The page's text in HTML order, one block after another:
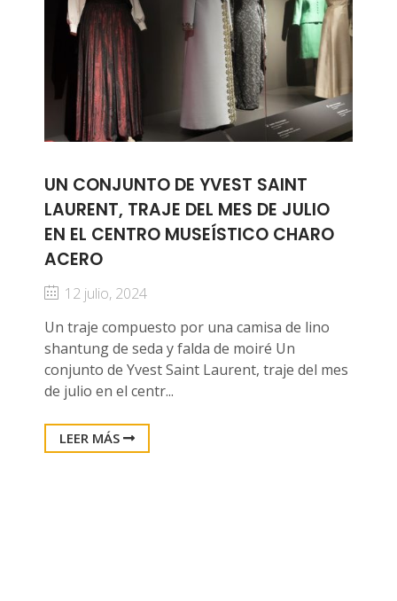
UN CONJUNTO DE YVEST SAINT
LAURENT, TRAJE DEL MES DE JULIO
EN EL CENTRO MUSEÍSTICO CHARO
ACERO
12 julio, 2024
Un traje compuesto por una camisa de lino
shantung de seda y falda de moiré Un
conjunto de Yvest Saint Laurent, traje del mes
de julio en el centr...
LEER MÁS